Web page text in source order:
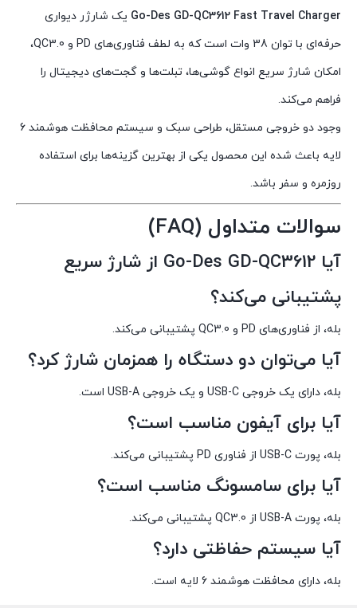
Go-Des GD-QC3612 Fast Travel Charger یک شارژر دیواری
حرفه‌ای با توان 38 وات است که به لطف فناوری‌های PD و QC3.0،
امکان شارژ سریع انواع گوشی‌ها، تبلت‌ها و گجت‌های دیجیتال را
فراهم می‌کند.
وجود دو خروجی مستقل، طراحی سبک و سیستم محافظت هوشمند 6
لایه باعث شده این محصول یکی از بهترین گزینه‌ها برای استفاده
روزمره و سفر باشد.
سوالات متداول (FAQ)
آیا Go-Des GD-QC3612 از شارژ سریع
پشتیبانی می‌کند؟
بله، از فناوری‌های PD و QC3.0 پشتیبانی می‌کند.
آیا می‌توان دو دستگاه را همزمان شارژ کرد؟
بله، دارای یک خروجی USB-C و یک خروجی USB-A است.
آیا برای آیفون مناسب است؟
بله، پورت USB-C از فناوری PD پشتیبانی می‌کند.
آیا برای سامسونگ مناسب است؟
بله، پورت USB-A از QC3.0 پشتیبانی می‌کند.
آیا سیستم حفاظتی دارد؟
بله، دارای محافظت هوشمند 6 لایه است.